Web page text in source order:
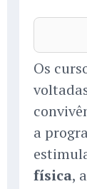
Os
a
física,